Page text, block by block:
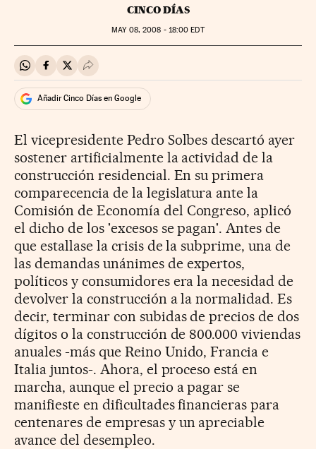
CINCO DÍAS
MAY08, 2008 - 18:00 EDT
Compartir en Whatsapp
Compartir en Facebook
Compartir en Twitter
Desplegar Redes Sociales
Añadir Cinco Días en Google
El vicepresidente Pedro Solbes descartó ayer
sostener artificialmente la actividad de la
construcción residencial. En su primera
comparecencia de la legislatura ante la
Comisión de Economía del Congreso, aplicó
el dicho de los 'excesos se pagan'. Antes de
que estallase la crisis de la subprime, una de
las demandas unánimes de expertos,
políticos y consumidores era la necesidad de
devolver la construcción a la normalidad. Es
decir, terminar con subidas de precios de dos
dígitos o la construcción de 800.000 viviendas
anuales -más que Reino Unido, Francia e
Italia juntos-. Ahora, el proceso está en
marcha, aunque el precio a pagar se
manifieste en dificultades financieras para
centenares de empresas y un apreciable
avance del desempleo.